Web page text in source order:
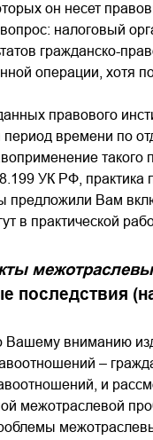
он несет
налоговый
гражданско-
операции, хотя
правового
времени по
УК РФ, практика
предложили Вам
в практической
последствия
Вашему вниманию
–
и
межотраслевой